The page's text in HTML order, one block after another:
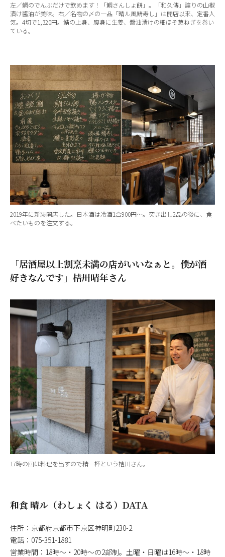
左／鯛のでんぶだけで飲めます！「鯛さんしょ餅」。「和久傳」譲りの山椒
漬け醬油が美味。右／名物の〆の一品「晴ル風鯖寿し」は開店以来、定番人
気。4切で1,320円。鯖の上身、腹身に生姜、醬油漬けの細ほそ葱ねぎを巻い
ている。
2019年に新装開店した。日本酒は冷酒1合900円～。突き出し2品の後に、食
べたいものを注文する。
「居酒屋以上割烹未満の店がいいなぁと。僕が酒
好きなんです」――桔川晴年さん
17時の回は料理を出すので精一杯という桔川さん。
和食 晴ル（わしょく はる）DATA
住所：京都府京都市下京区神明町230-2
電話：075-351-1881
営業時間：18時～・20時～の2部制。土曜・日曜は16時～・18時